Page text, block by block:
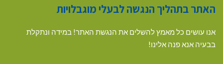
האתר בתהליך הנגשה לבעלי מוגבלויות
אנו עושים כל מאמץ להשלים את הנגשת האתר! במידה ונתקלת
בבעיה אנא פנה אלינו!